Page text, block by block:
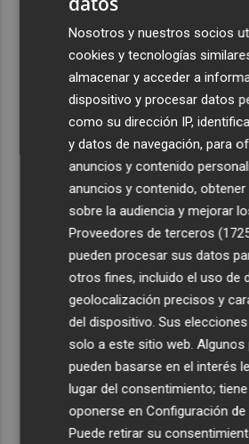
afectadas por la Dana
Nosotros y nuestros socios
cookies y tecnologías
almacenar y acceder a
dispositivo y procesar datos
como su dirección IP,
y datos de navegación, para
anuncios y contenido
anuncios y contenido,
sobre la audiencia y mejorar
Proveedores de terceros
pueden procesar sus datos
otros fines, incluido el uso de
geolocalización precisos y
del dispositivo. Sus
solo a este sitio web. Algunos
pueden basarse en el interés
lugar del consentimiento;
oponerse enConfiguración de
Puede retirar su